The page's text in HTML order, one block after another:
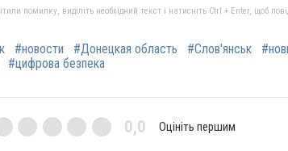
помилку, виділіть необхідний текст і натисніть Ctrl + Enter, щоб
#новости #Донецкая область #Слов'янськ
#цифрова безпека
0,0 Оцініть першим